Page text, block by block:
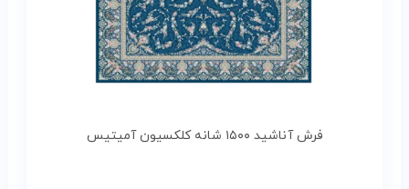
فرش آناشید ۱۵۰۰ شانه کلکسیون آمیتیس